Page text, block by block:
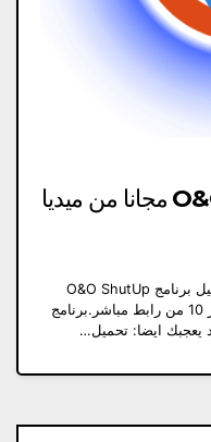
تحميل برنامج O&O ShutUp مجانا من ميديا
ما هو تحميل برنامج O&O ShutUp؟ تحميل برنامج O&O ShutUp
برنامج لتحسين أداء نظام التشغيل ويندوز 10 من رابط مباشر.برنامج